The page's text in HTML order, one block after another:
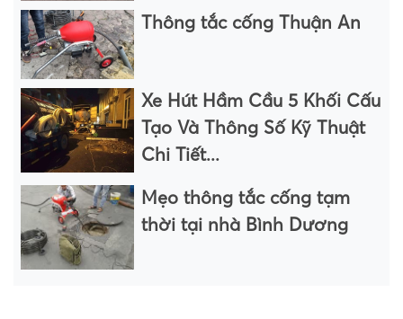
Thông tắc cống Thuận An
Xe Hút Hầm Cầu 5 Khối Cấu
Tạo Và Thông Số Kỹ Thuật
Chi Tiết...
Mẹo thông tắc cống tạm
thời tại nhà Bình Dương